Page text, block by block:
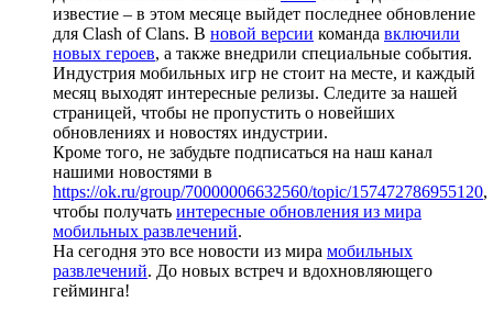
известие – в этом месяце выйдет последнее обновление
для Clash of Clans. В новой версии команда включили
новых героев, а также внедрили специальные события.
Индустрия мобильных игр не стоит на месте, и каждый
месяц выходят интересные релизы. Следите за нашей
страницей, чтобы не пропустить о новейших
обновлениях и новостях индустрии.
Кроме того, не забудьте подписаться на наш канал
нашими новостями в
https://ok.ru/group/70000006632560/topic/157472786955120,
чтобы получать интересные обновления из мира
мобильных развлечений.
На сегодня это все новости из мира мобильных
развлечений. До новых встреч и вдохновляющего
гейминга!